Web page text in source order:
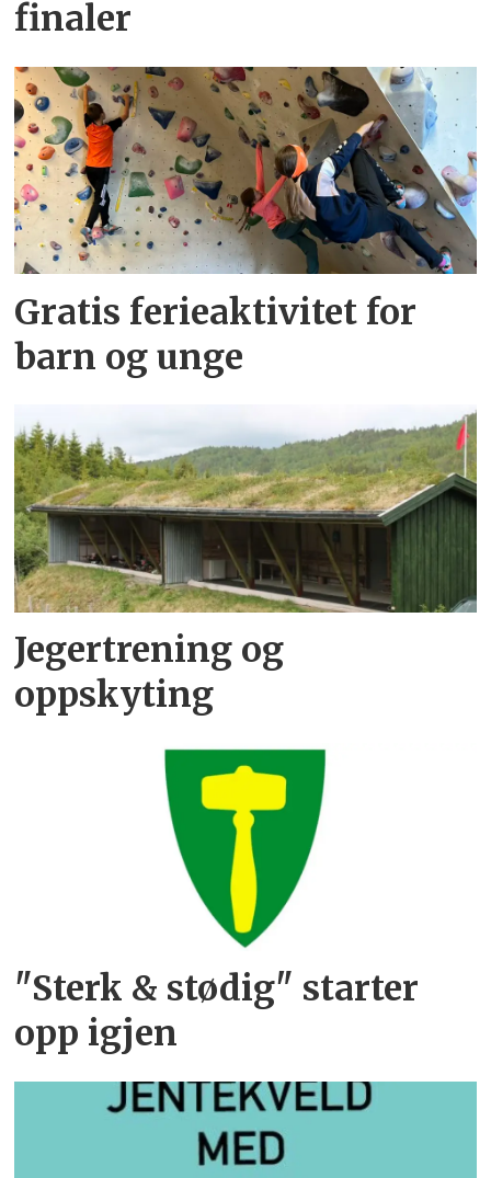
finaler
Gratis ferieaktivitet for
barn og unge
Jegertrening og
oppskyting
"Sterk & stødig" starter
opp igjen